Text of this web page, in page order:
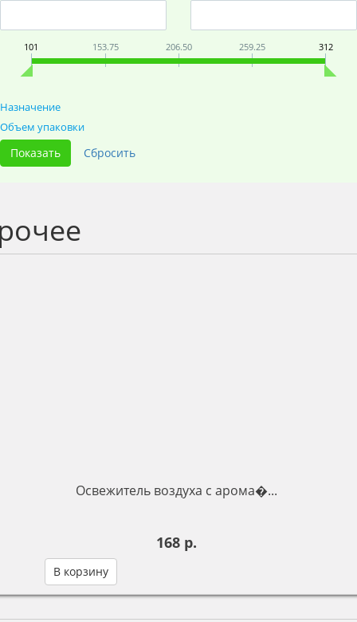
101 153.75 206.50 259.25 312
Назначение
Объем упаковки
Освежитель воздуха с арома�...
168 р.
В корзину